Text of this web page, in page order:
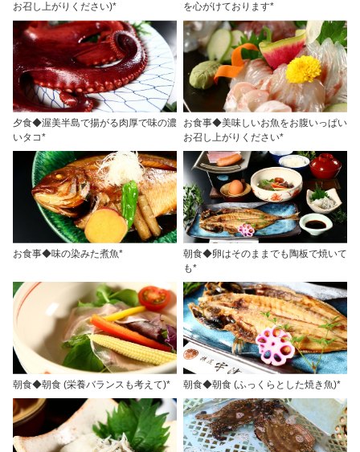
お召し上がりください)* を心がけております*
夕食◆渥美半島で揚がる肉厚で味の濃
いタコ*
お食事◆美味しいお魚をお腹いっぱい
お召し上がりください*
お食事◆味の染みた煮魚*
朝食◆卵はそのままでも陶板で焼いて
も*
朝食◆朝食 (栄養バランスも考えて)* 朝食◆朝食 (ふっくらとした焼き魚)*